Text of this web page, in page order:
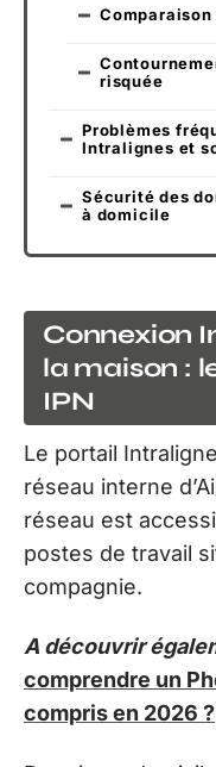
Comparaison
risquée
Problèmes
Intralignes et
Sécurité des
à domicile
Connexion
la maison :
IPN
Le portail
réseau interne
réseau est
postes de travail
compagnie.
A découvrir
comprendre un
compris en 2026 ?